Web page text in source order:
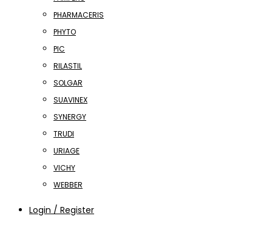
PHARMACERIS
PHYTO
PIC
RILASTIL
SOLGAR
SUAVINEX
SYNERGY
TRUDI
URIAGE
VICHY
WEBBER
Login / Register